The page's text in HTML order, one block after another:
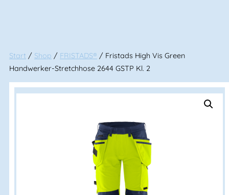
Start / Shop / FRISTADS® / Fristads High Vis Green
Handwerker-Stretchhose 2644 GSTP Kl. 2